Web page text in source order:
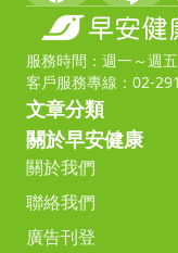
服務時間：週一～週
客戶服務專線：02-
文章分類
關於早安健康
關於我們
聯絡我們
廣告刊登